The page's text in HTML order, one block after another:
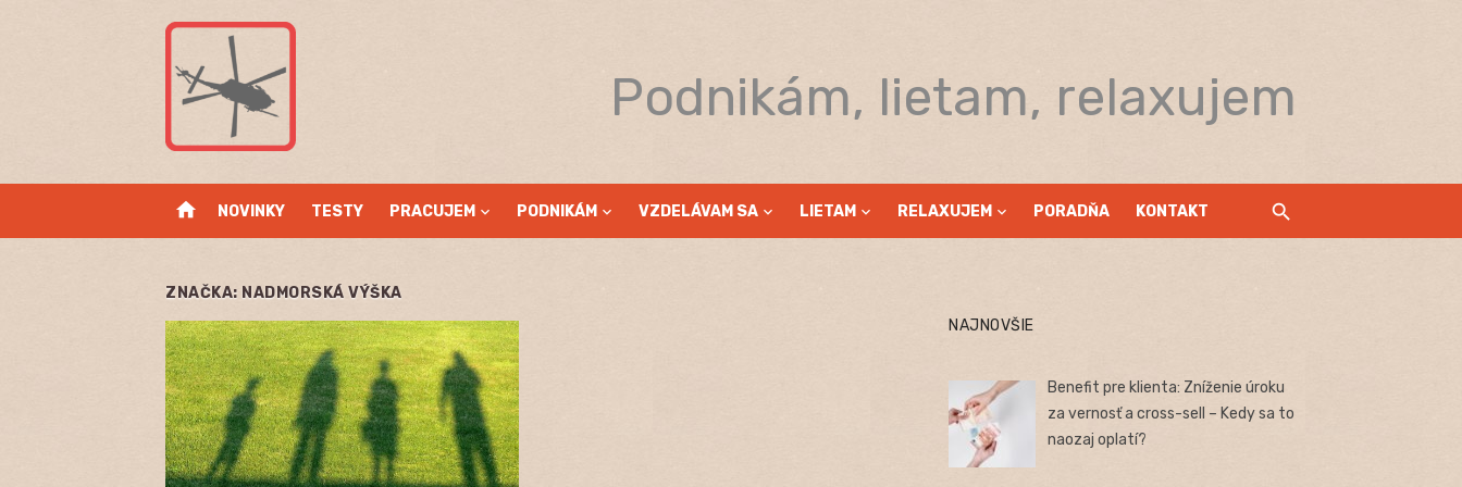
Podnikám, lietam, relaxujem
home NOVINKY TESTY PRACUJEM PODNIKÁM VZDELÁVAM SA LIETAM RELAXUJEM PORADŇA KONTAKT
ZNAČKA: NADMORSKÁ VÝŠKA
NAJNOVŠIE
Benefit pre klienta: Zníženie úroku
za vernosť a cross-sell – Kedy sa to
naozaj oplatí?